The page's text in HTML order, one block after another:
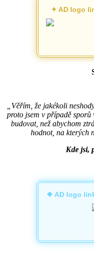
✦ AD logo
„Věřím, že jakékoli
proto jsem v případě
budovat, než abychom
hodnot, na kterých
Kde jsi,
❖ AD logo